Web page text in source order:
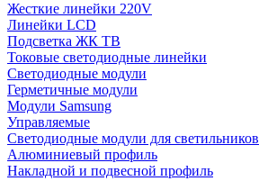
Жесткие линейки 220V
Линейки LCD
Подсветка ЖК ТВ
Токовые светодиодные линейки
Светодиодные модули
Герметичные модули
Модули Samsung
Управляемые
Светодиодные модули для светильников
Алюминиевый профиль
Накладной и подвесной профиль